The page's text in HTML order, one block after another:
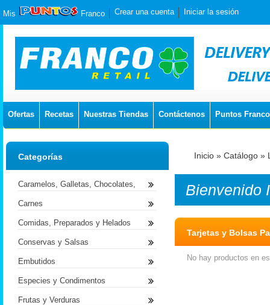
Mis Franco Crear una cuenta Iniciar la sesión
Ofertas Recetas Nuestras Tiendas Contáctenos Puntos Franco
Inicio » Catálogo »
Bienvenido
Tarjetas y Bolsas
No hay productos en
Categorías
Caramelos, Galletas, Chocolates,
Carnes
Comidas, Preparados y Helados
Conservas y Salsas
Embutidos
Especies y Condimentos
Frutas y Verduras